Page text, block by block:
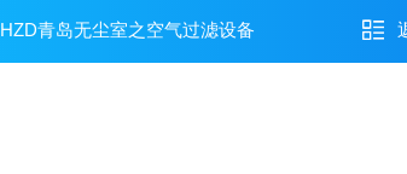
HZD青岛无尘室之空气过滤设备